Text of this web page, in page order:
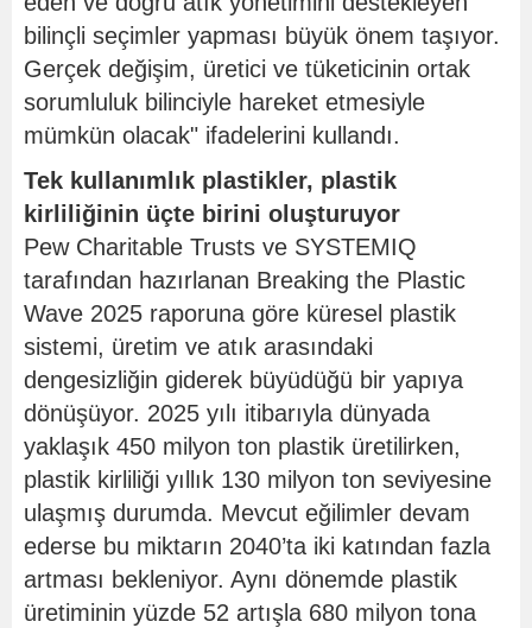
bilinçli seçimler yapması büyük önem taşıyor.
Gerçek değişim, üretici ve tüketicinin ortak
sorumluluk bilinciyle hareket etmesiyle
mümkün olacak" ifadelerini kullandı.
Tek kullanımlık plastikler, plastik
kirliliğinin üçte birini oluşturuyor
Pew Charitable Trusts ve SYSTEMIQ
tarafından hazırlanan Breaking the Plastic
Wave 2025 raporuna göre küresel plastik
sistemi, üretim ve atık arasındaki
dengesizliğin giderek büyüdüğü bir yapıya
dönüşüyor. 2025 yılı itibarıyla dünyada
yaklaşık 450 milyon ton plastik üretilirken,
plastik kirliliği yıllık 130 milyon ton seviyesine
ulaşmış durumda. Mevcut eğilimler devam
ederse bu miktarın 2040’ta iki katından fazla
artması bekleniyor. Aynı dönemde plastik
üretiminin yüzde 52 artışla 680 milyon tona